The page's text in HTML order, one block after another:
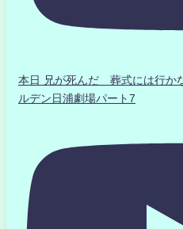
本日 兄が死んだ 葬式には行
ルデン日浦劇場パート7